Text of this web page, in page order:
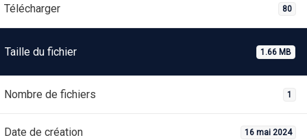
Télécharger 80
Taille du fichier 1.66 MB
Nombre de fichiers 1
Date de création 16 mai 2024